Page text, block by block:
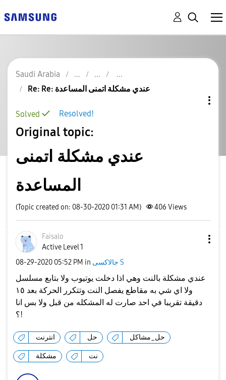
Saudi Arabia
Re: Re: عندي مشكلة اتمنى المساعدة
Resolved!
Solved
Original topic:
عندي مشكلة اتمنى
المساعدة
(Topic created on: 08-30-2020 01:31 AM) 406 Views
Faisalo
Active Level 1
‎08-29-2020 05:52 PM in جالاكسى S
عندي مشكلة بالنت وهي اذا دخلت يوتيوب ولا بتابع مسلسل
ولا اي شي به مقاطع يفصل النت وتتكرر الحركة بعد ١٥
دقيقة تقريبا في احد صارت له المشكله من قبل ولا بس انا
؟!
انترنت حل حل_مشاكل
مشكلة نت